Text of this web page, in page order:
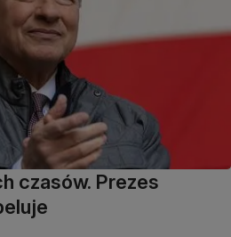
czasów. Prezes